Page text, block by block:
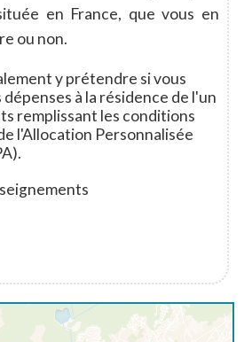
en France, que vous en
ou non.
y prétendre si vous
dépenses à la résidence de l'un
remplissant les conditions
l'Allocation Personnalisée